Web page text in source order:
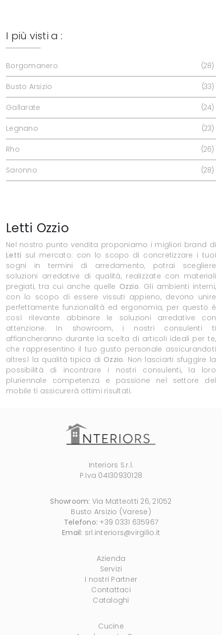
I più visti a :
Borgomanero 28
Busto Arsizio 33
Gallarate 24
Legnano 23
Rho 26
Saronno 28
Letti Ozzio
Nel nostro punto vendita proponiamo i migliori brand di
Letti sul mercato: con lo scopo di concretizzare i tuoi
sogni in termini di arredamento, potrai scegliere
soluzioni arredative di qualità, realizzate con materiali
pregiati, tra cui anche quelle Ozzio. Gli ambienti interni,
con lo scopo di essere vissuti appieno, devono unire
perfettamente funzionalità ed ergonomia, per questo è
così rilevante abbinare le soluzioni arredative con
attenzione. In showroom, i nostri consulenti ti
affiancheranno durante la scelta di articoli ideali per te,
che rappresentino il tuo gusto personale assicurandoti
altresì la qualità tipica di Ozzio. Non lasciarti sfuggire la
possibilità di incontrare i nostri consulenti, la loro
pluriennale competenza e passione nel settore del
mobile ti assicurerà ottimi risultati.
Interiors S.r.l.
P.Iva 04130930128
Showroom: Via Matteotti 26, 21052
Busto Arsizio (Varese)
Telefono: +39 0331 635967
Email: srl.interiors@virgilio.it
Azienda
Servizi
I nostri Partner
Contattaci
Cataloghi
Cucine